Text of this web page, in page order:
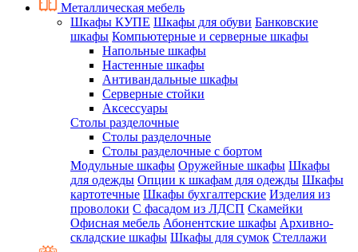
Металлическая мебель
Шкафы КУПЕ Шкафы для обуви Банковские
шкафы Компьютерные и серверные шкафы
Напольные шкафы
Настенные шкафы
Антивандальные шкафы
Серверные стойки
Аксессуары
Столы разделочные
Столы разделочные
Столы разделочные с бортом
Модульные шкафы Оружейные шкафы Шкафы
для одежды Опции к шкафам для одежды Шкафы
картотечные Шкафы бухгалтерские Изделия из
проволоки С фасадом из ЛДСП Скамейки
Офисная мебель Абонентские шкафы Архивно-
складские шкафы Шкафы для сумок Стеллажи